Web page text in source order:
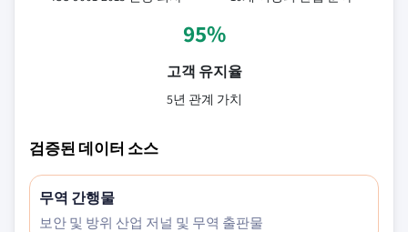
95%
고객 유지율
5년 관계 가치
검증된 데이터 소스
무역 간행물
보안 및 방위 산업 저널 및 무역 출판물